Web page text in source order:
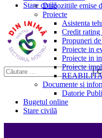
Stare civilăDispozitiile emise
Proiecte
Asistenta
Credit rating
Propuneri
Proiecte in
Proiecte in
Proiecte
Documente si
Datorie
Bugetul online
Stare civilă